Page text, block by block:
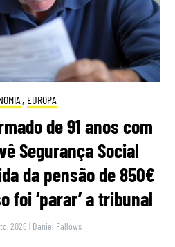
, EUROPA
de 91 anos com
Segurança Social
da pensão de 850€
foi ‘parar’ a tribunal
2026 | Daniel Fallows